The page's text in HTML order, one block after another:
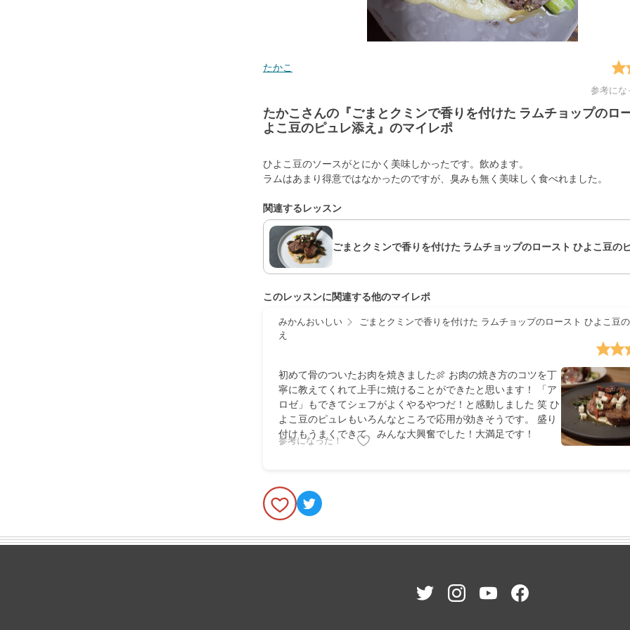
たかこ
参考にな
たかこさんの『ごまとクミンで香りを付けた ラムチョップのロ
よこ豆のピュレ添え』のマイレポ
ひよこ豆のソースがとにかく美味しかったです。飲めます。
ラムはあまり得意ではなかったのですが、臭みも無く美味しく食べれました。
関連するレッスン
ごまとクミンで香りを付けた ラムチョップのロースト ひよこ豆の
このレッスンに関連する他のマイレポ
みかんおいしい
ごまとクミンで香りを付けた ラムチョップのロースト ひよこ豆
え
初めて骨のついたお肉を焼きました🍖 お肉の焼き方のコツを丁
寧に教えてくれて上手に焼けることができたと思います！ 「ア
ロゼ」もできてシェフがよくやるやつだ！と感動しました 笑 ひ
よこ豆のピュレもいろんなところで応用が効きそうです。 盛り
付けもうまくできて、みんな大興奮でした！大満足です！
参考になった！